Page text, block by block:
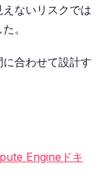
ないリスクでは
。
合わせて設計す
Engineドキ